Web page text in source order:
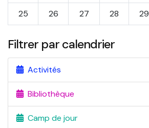
25 26 27 28 29
Filtrer par calendrier
Activités
Bibliothèque
Camp de jour